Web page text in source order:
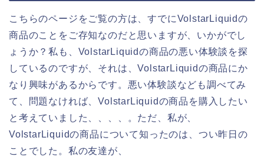
こちらのページをご覧の方は、すでにVolstarLiquidの
商品のことをご存知なのだと思いますが、いかがでし
ょうか？私も、VolstarLiquidの商品の悪い体験談を探
しているのですが、それは、VolstarLiquidの商品にか
なり興味があるからです。悪い体験談なども調べてみ
て、問題なければ、VolstarLiquidの商品を購入したい
と考えていました、、、、。ただ、私が、
VolstarLiquidの商品について知ったのは、つい昨日の
ことでした。私の友達が、